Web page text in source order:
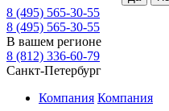
8 (495) 565-30-55
8 (495) 565-30-55
В вашем регионе
8 (812) 336-60-79
Санкт-Петербург
Компания Компания